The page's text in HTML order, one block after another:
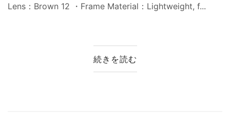
Lens：Brown 12 ・Frame Material：Lightweight, f...
続きを読む